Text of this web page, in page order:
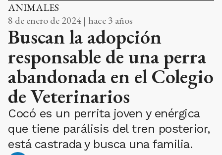
ANIMALES
8 de enero de 2024 | hace 3 años
Buscan la adopción
responsable de una perra
abandonada en el Colegio
de Veterinarios
Cocó es un perrita joven y enérgica
que tiene parálisis del tren posterior,
está castrada y busca una familia.